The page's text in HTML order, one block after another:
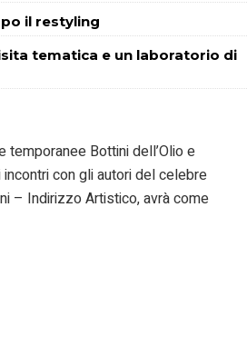
il restyling
tematica e un laboratorio di
Bottini dell’Olio e
con gli autori del celebre
– Indirizzo Artistico, avrà come